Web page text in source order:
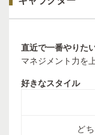
直近で一番やりた
マネジメント力を
好きなスタイル
ど